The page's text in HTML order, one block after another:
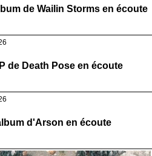
de Wailin Storms en écoute
de Death Pose en écoute
d'Arson en écoute